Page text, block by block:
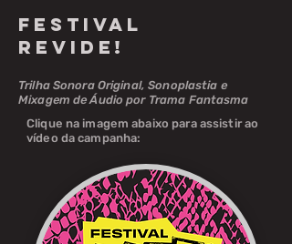
FEStival
revide!
Trilha Sonora Original, Sonoplastia e
Mixagem de Áudio por Trama Fantasma
Clique na imagem abaixo para assistir ao
vídeo da campanha: